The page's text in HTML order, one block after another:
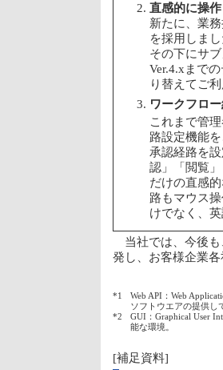
直感的に操
新たに、業
を採用しま
その下にサ
Ver.4.xまで
り替えてご
ワークフロ
これまで管
路設定機能
承認経路を
認」「閲覧
だけの直感
路もマウス
けでなく、
当社では、今後も
発し、お客様企業
*1
Web API：Web
ソフトウエアの提供し
*2
GUI：Graphical User
能な環境。
[補足資料]